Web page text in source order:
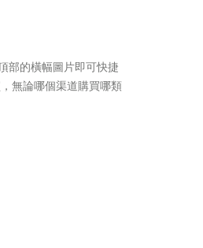
部的橫幅圖片即可快捷
無論哪個渠道購買哪類